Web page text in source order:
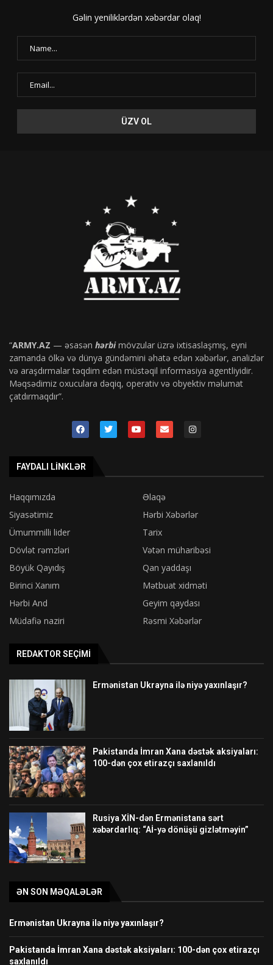
Gəlin yeniliklərdən xəbərdar olaq!
“ARMY.AZ — əsasən hərbimövzular üzrə ixtisaslaşmış, eyni
zamanda ölkə və dünya gündəmini əhatə edən xəbərlər, analizlər
və araşdırmalar təqdim edən müstəqil informasiya agentliyidir.
Məqsədimiz oxuculara dəqiq, operativ və obyektiv məlumat
çatdırmaqdır”.
FAYDALI LINKLƏR
Haqqımızda
Əlaqə
Siyasətimiz
Hərbi Xəbərlər
Ümummilli lider
Tarix
Dövlət rəmzləri
Vətən müharibəsi
Böyük Qayıdış
Qan yaddaşı
Birinci Xanım
Mətbuat xidməti
Hərbi And
Geyim qaydası
Müdafiə naziri
Rəsmi Xəbərlər
REDAKTOR SEÇIMI
Ermənistan Ukrayna ilə niyə yaxınlaşır?
Pakistanda İmran Xana dəstək aksiyaları:
100-dən çox etirazçı saxlanıldı
Rusiya XİN-dən Ermənistana sərt
xəbərdarlıq: “Aİ-yə dönüşü gizlətməyin”
ƏN SON MƏQALƏLƏR
Ermənistan Ukrayna ilə niyə yaxınlaşır?
Pakistanda İmran Xana dəstək aksiyaları: 100-dən çox etirazçı
saxlanıldı